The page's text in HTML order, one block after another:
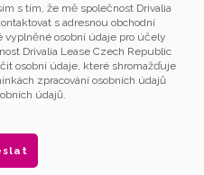
s tím, že mě společnost Drivalia
s adresnou obchodní
vyplněné osobní údaje pro účely
Drivalia Lease Czech Republic
osobní údaje, které shromažďuje
zpracování osobních údajů
údajů.